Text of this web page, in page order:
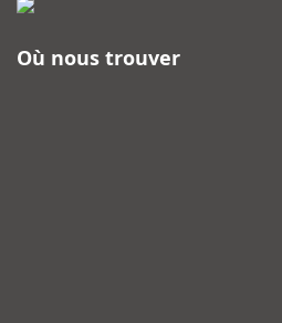
Où nous trouver